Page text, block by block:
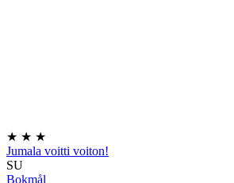
★ ★ ★
Jumala voitti voiton!
SU
Bokmål